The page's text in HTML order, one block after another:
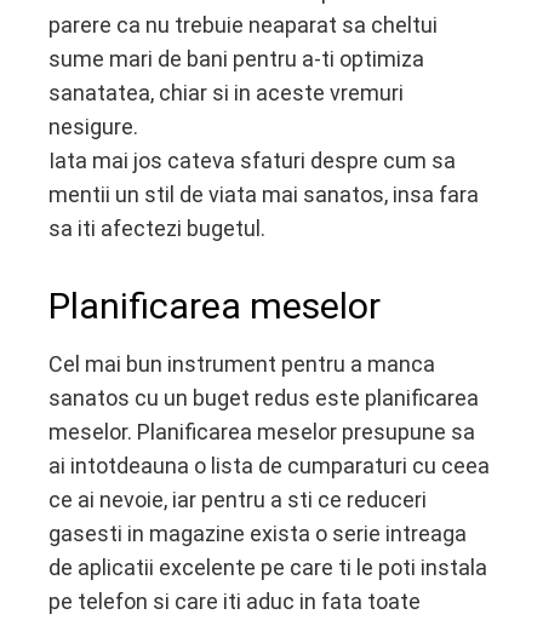
parere ca nu trebuie neaparat sa cheltui
sume mari de bani pentru a-ti optimiza
sanatatea, chiar si in aceste vremuri
nesigure.
Iata mai jos cateva sfaturi despre cum sa
mentii un stil de viata mai sanatos, insa fara
sa iti afectezi bugetul.
Planificarea meselor
Cel mai bun instrument pentru a manca
sanatos cu un buget redus este planificarea
meselor. Planificarea meselor presupune sa
ai intotdeauna o lista de cumparaturi cu ceea
ce ai nevoie, iar pentru a sti ce reduceri
gasesti in magazine exista o serie intreaga
de aplicatii excelente pe care ti le poti instala
pe telefon si care iti aduc in fata toate